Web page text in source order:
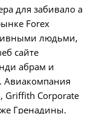
людьми,
сайте
абрам и
Авиакомпания
Griffith Corporate
Гренадины.